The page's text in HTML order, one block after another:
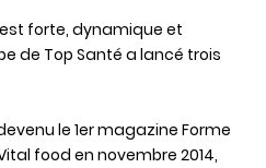
forte, dynamique et
de Top Santé a lancé trois
le 1er magazine Forme
food en novembre 2014,